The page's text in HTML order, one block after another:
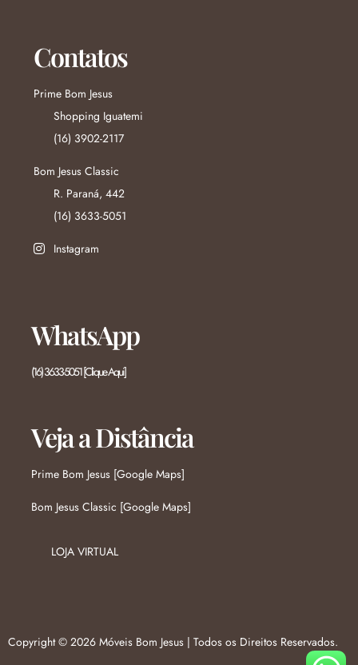
Contatos
Prime Bom Jesus
Shopping Iguatemi
(16) 3902-2117
Bom Jesus Classic
R. Paraná, 442
(16) 3633-5051
Instagram
WhatsApp
(16) 3633-5051 [Clique Aqui]
Veja a Distância
Prime Bom Jesus [Google Maps]
Bom Jesus Classic [Google Maps]
LOJA VIRTUAL
Copyright © 2026 Móveis Bom Jesus | Todos os Direitos Reservados.